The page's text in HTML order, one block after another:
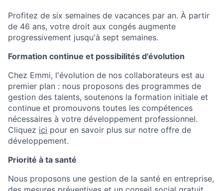
Profitez de six semaines de vacances par an. À partir
de 46 ans, votre droit aux congés augmente
progressivement jusqu'à sept semaines.
Formation continue et possibilités d'évolution
Chez Emmi, l'évolution de nos collaborateurs est au
premier plan : nous proposons des programmes de
gestion des talents, soutenons la formation initiale et
continue et promouvons toutes les compétences
nécessaires à votre développement professionnel.
Cliquez ici pour en savoir plus sur notre offre de
développement.
Priorité à ta santé
Nous proposons une gestion de la santé en entreprise,